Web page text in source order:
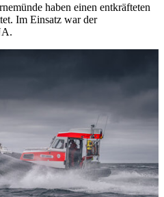
haben einen entkräfteten
Im Einsatz war der